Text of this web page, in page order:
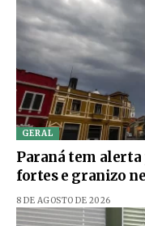
GERAL
Paraná tem alerta
fortes e granizo
8 DE AGOSTO DE 2026